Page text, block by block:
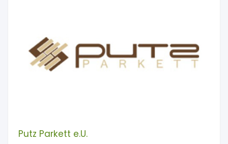
Putz Parkett e.U.